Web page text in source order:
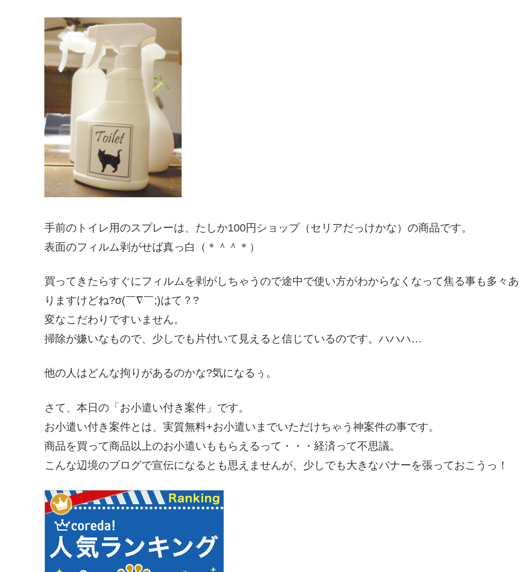
手前のトイレ用のスプレーは、たしか100円ショップ（セリアだっけかな）の商品です。
表面のフィルム剥がせば真っ白（＊＾＾＊）
買ってきたらすぐにフィルムを剥がしちゃうので途中で使い方がわからなくなって焦る事も多々あ
りますけどね?σ(￣∇￣;)はて？?
変なこだわりですいません。
掃除が嫌いなもので、少しでも片付いて見えると信じているのです。ハハハ…
他の人はどんな拘りがあるのかな?気になるぅ。
さて、本日の「お小遣い付き案件」です。
お小遣い付き案件とは、実質無料+お小遣いまでいただけちゃう神案件の事です。
商品を買って商品以上のお小遣いももらえるって・・・経済って不思議。
こんな辺境のブログで宣伝になるとも思えませんが、少しでも大きなバナーを張っておこうっ！